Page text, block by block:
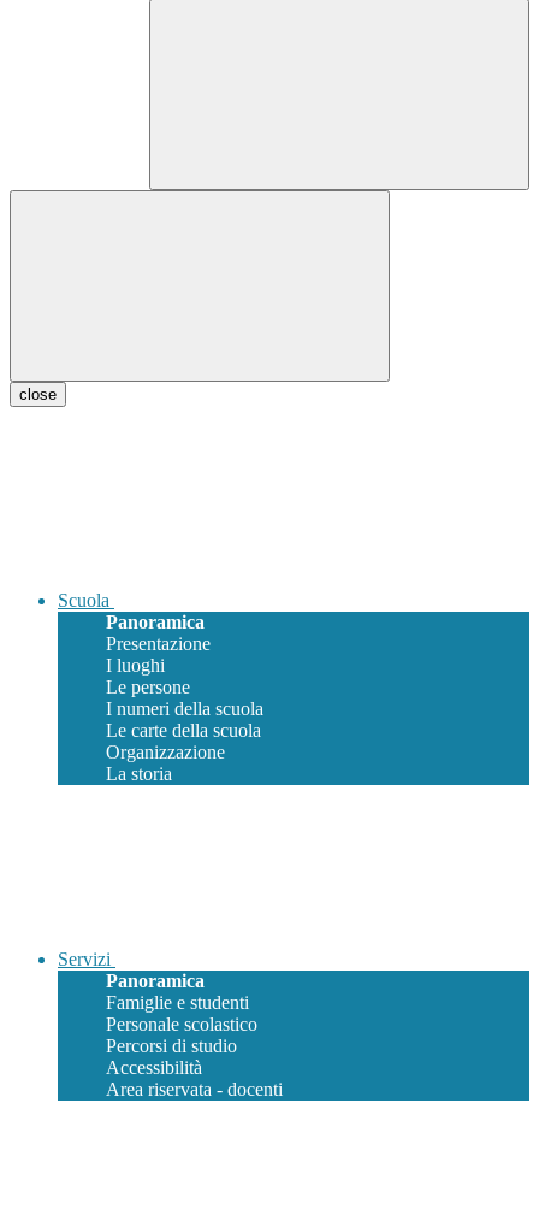
close
Scuola
Panoramica
Presentazione
I luoghi
Le persone
I numeri della scuola
Le carte della scuola
Organizzazione
La storia
Servizi
Panoramica
Famiglie e studenti
Personale scolastico
Percorsi di studio
Accessibilità
Area riservata - docenti